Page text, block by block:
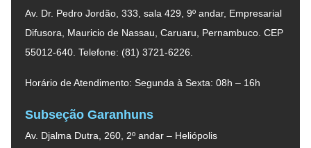
Av. Dr. Pedro Jordão, 333, sala 429, 9º andar, Empresarial
Difusora, Mauricio de Nassau, Caruaru, Pernambuco. CEP
55012-640. Telefone: (81) 3721-6226.
Horário de Atendimento: Segunda à Sexta: 08h – 16h
Subseção Garanhuns
Av. Djalma Dutra, 260, 2º andar – Heliópolis